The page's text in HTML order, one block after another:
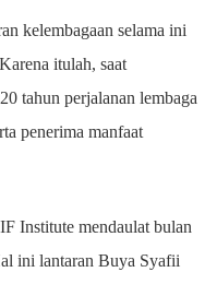
kelembagaan selama ini
itulah, saat
tahun perjalanan lembaga
penerima manfaat
Institute mendaulat bulan
ini lantaran Buya Syafii